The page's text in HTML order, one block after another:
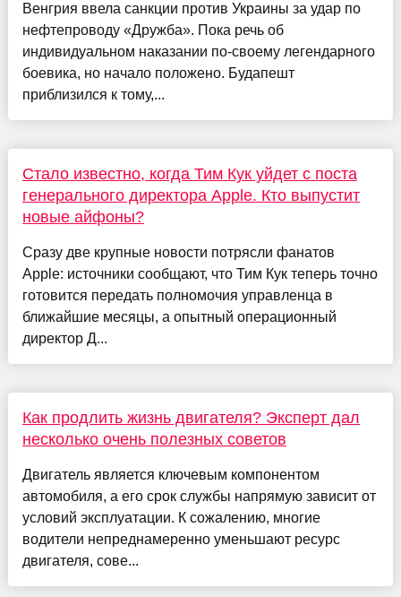
Венгрия ввела санкции против Украины за удар по
нефтепроводу «Дружба». Пока речь об
индивидуальном наказании по-своему легендарного
боевика, но начало положено. Будапешт
приблизился к тому,...
Стало известно, когда Тим Кук уйдет с поста
генерального директора Apple. Кто выпустит
новые айфоны?
Сразу две крупные новости потрясли фанатов
Apple: источники сообщают, что Тим Кук теперь точно
готовится передать полномочия управленца в
ближайшие месяцы, а опытный операционный
директор Д...
Как продлить жизнь двигателя? Эксперт дал
несколько очень полезных советов
Двигатель является ключевым компонентом
автомобиля, а его срок службы напрямую зависит от
условий эксплуатации. К сожалению, многие
водители непреднамеренно уменьшают ресурс
двигателя, сове...